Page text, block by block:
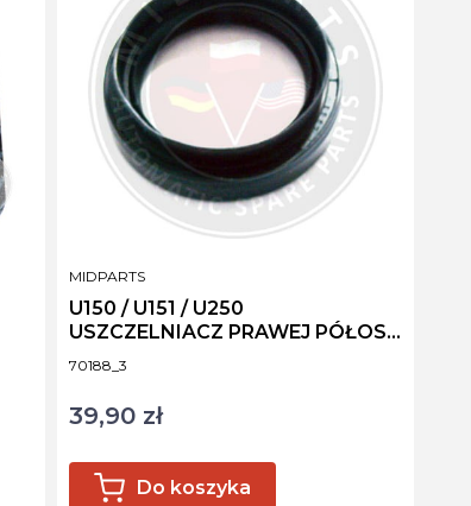
Kod produktu
70188_3
U150 / U151 / U250
USZCZELNIACZ PRAWEJ PÓŁOSI
PRODUCENT
MIDPARTS
Cena
39,90 zł
Do koszyka